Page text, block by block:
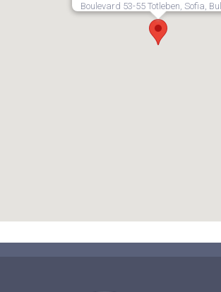
Boulevard 53-55 Totleben, Sofia,